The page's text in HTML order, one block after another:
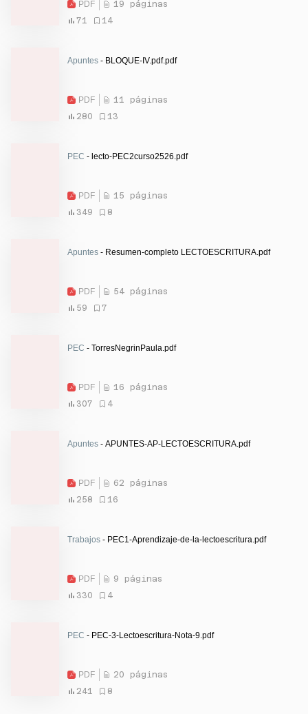
PDF
19 páginas
71
14
Apuntes - BLOQUE-IV.pdf.pdf
PDF
11 páginas
280
13
PEC - lecto-PEC2curso2526.pdf
PDF
15 páginas
349
8
Apuntes - Resumen-completo LECTOESCRITURA.pdf
PDF
54 páginas
59
7
PEC - TorresNegrinPaula.pdf
PDF
16 páginas
307
4
Apuntes - APUNTES-AP-LECTOESCRITURA.pdf
PDF
62 páginas
258
16
Trabajos - PEC1-Aprendizaje-de-la-lectoescritura.pdf
PDF
9 páginas
330
4
PEC - PEC-3-Lectoescritura-Nota-9.pdf
PDF
20 páginas
241
8